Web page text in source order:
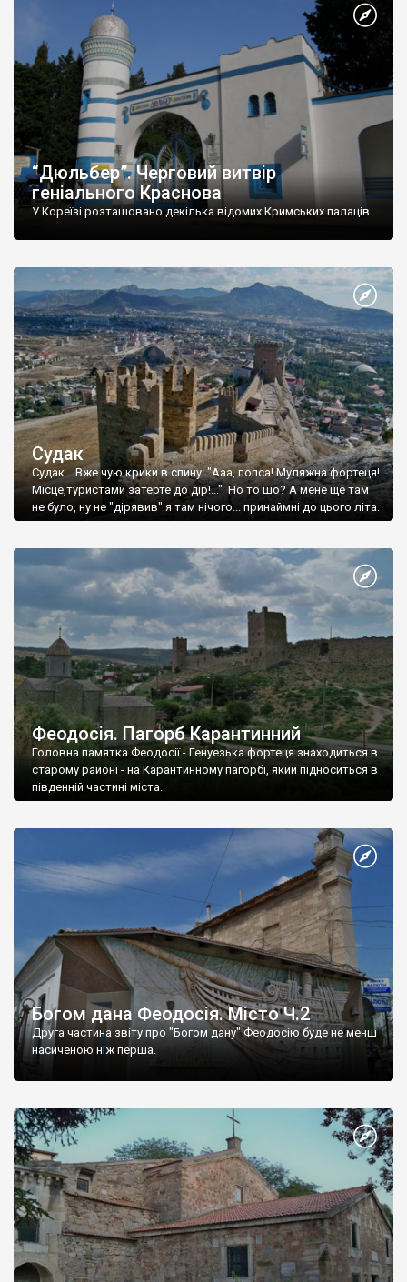
“Дюльбер”. Черговий витвір
геніального Краснова
У Кореїзі розташовано декілька відомих Кримських палаців.
Судак
Судак... Вже чую крики в спину: "Ааа, попса! Муляжна фортеця!
Місце,туристами затерте до дір!..." Но то шо? А мене ще там
не було, ну не "дірявив" я там нічого... принаймні до цього літа.
Феодосія. Пагорб Карантинний
Головна памятка Феодосії - Генуезька фортеця знаходиться в
старому районі - на Карантинному пагорбі, який підноситься в
південній частині міста.
Богом дана Феодосія. Місто Ч.2
Друга частина звіту про "Богом дану" Феодосію буде не менш
насиченою ніж перша.